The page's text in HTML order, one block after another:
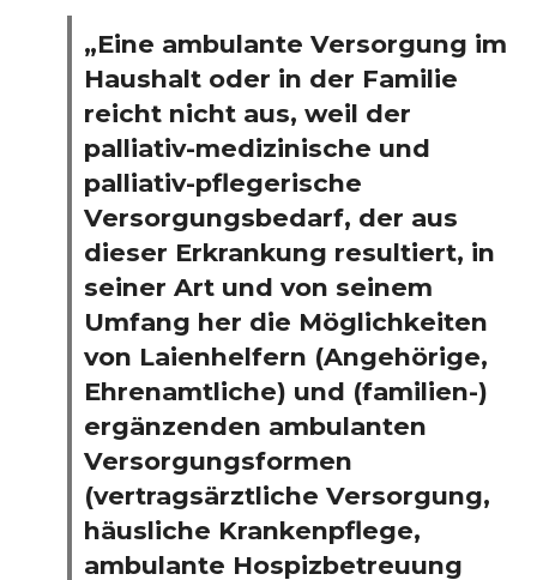
„Eine ambulante Versorgung im
Haushalt oder in der Familie
reicht nicht aus, weil der
palliativ-medizinische und
palliativ-pflegerische
Versorgungsbedarf, der aus
dieser Erkrankung resultiert, in
seiner Art und von seinem
Umfang her die Möglichkeiten
von Laienhelfern (Angehörige,
Ehrenamtliche) und (familien-)
ergänzenden ambulanten
Versorgungsformen
(vertragsärztliche Versorgung,
häusliche Krankenpflege,
ambulante Hospizbetreuung